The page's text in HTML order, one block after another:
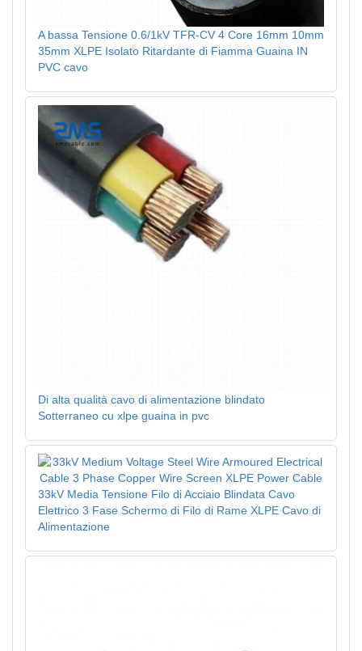
A bassa Tensione 0.6/1kV TFR-CV 4 Core 16mm 10mm
35mm XLPE Isolato Ritardante di Fiamma Guaina IN
PVC cavo
Di alta qualità cavo di alimentazione blindato
Sotterraneo cu xlpe guaina in pvc
33kV Media Tensione Filo di Acciaio Blindata Cavo
Elettrico 3 Fase Schermo di Filo di Rame XLPE Cavo di
Alimentazione